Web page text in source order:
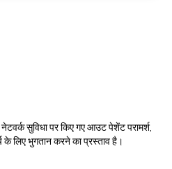
नेटवर्क सुविधा पर किए गए आउट पेशेंट परामर्श,
के लिए भुगतान करने का प्रस्ताव है।